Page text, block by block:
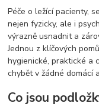
Péče o ležící pacienty,
nejen fyzicky, ale i
výrazně usnadnit a
Jednou z klíčových
hygienické, praktické a
chybět v žádné domácí
Co jsou